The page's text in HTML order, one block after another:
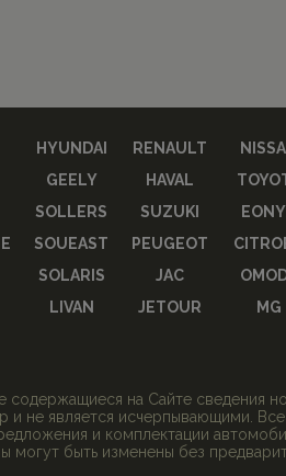
HYUNDAI RENAULT
GEELY
HAVAL
SOLLERS
SUZUKI
SOUEAST PEUGEOT
SOLARIS
JAC
LIVAN
JETOUR MG
содержащиеся на Сайте сведения
и не является исчерпывающими.
и комплектации
могут быть изменены без